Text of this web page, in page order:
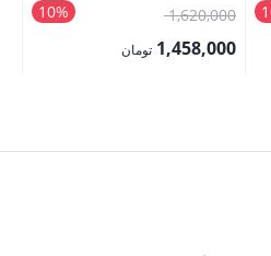
10% 1,620,000قیمت
اصلی:1,458,000 تومان